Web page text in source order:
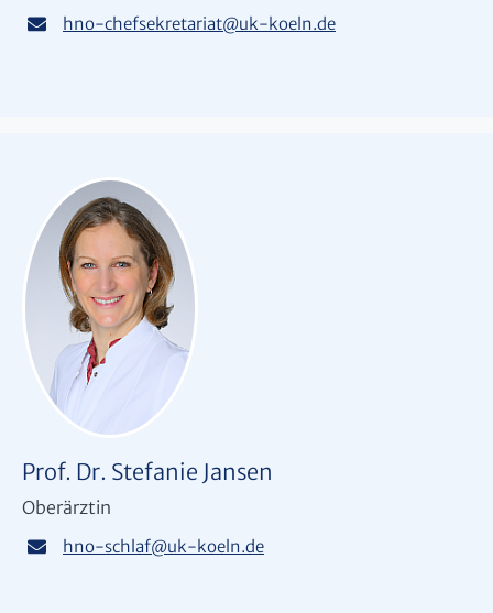
hno-chefsekretariat@uk-koeln.de
Prof. Dr. Stefanie Jansen
Oberärztin
hno-schlaf@uk-koeln.de